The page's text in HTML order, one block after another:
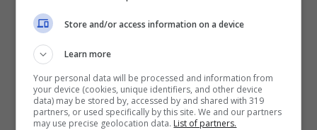
Store and/or access information on a device
Learn more
Your personal data will be processed and information from
your device (cookies, unique identifiers, and other device
data) may be stored by, accessed by and shared with 319
partners, or used specifically by this site. We and our partners
may use precise geolocation data. List of partners.